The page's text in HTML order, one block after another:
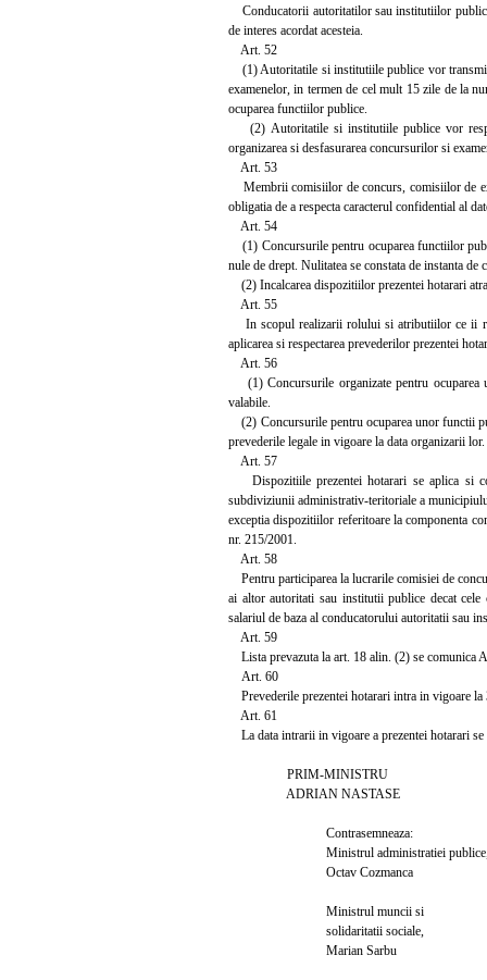
Conducatorii autoritatilor sau institutiilor
de interes acordat acesteia.
Art. 52
(1) Autoritatile si institutiile publice vor
examenelor, in termen de cel mult 15 zile de la
ocuparea functiilor publice.
(2) Autoritatile si institutiile publice vor
organizarea si desfasurarea concursurilor si
Art. 53
Membrii comisiilor de concurs, comisiilor de
obligatia de a respecta caracterul confidential al
Art. 54
(1) Concursurile pentru ocuparea functiilor
nule de drept. Nulitatea se constata de instanta de
(2) Incalcarea dispozitiilor prezentei hotarari
Art. 55
In scopul realizarii rolului si atributiilor ce ii
aplicarea si respectarea prevederilor prezentei
Art. 56
(1) Concursurile organizate pentru ocuparea
valabile.
(2) Concursurile pentru ocuparea unor functii
prevederile legale in vigoare la data organizarii lor.
Art. 57
Dispozitiile prezentei hotarari se aplica si
subdiviziunii administrativ-teritoriale a
exceptia dispozitiilor referitoare la componenta
nr. 215/2001.
Art. 58
Pentru participarea la lucrarile comisiei de
ai altor autoritati sau institutii publice decat cele
salariul de baza al conducatorului autoritatii sau
Art. 59
Lista prevazuta la art. 18 alin. (2) se comunica
Art. 60
Prevederile prezentei hotarari intra in vigoare
Art. 61
La data intrarii in vigoare a prezentei hotarari
PRIM-MINISTRU
ADRIAN NASTASE
Contrasemneaza:
Ministrul administratiei
Octav Cozmanca
Ministrul muncii si
solidaritatii sociale,
Marian Sarbu